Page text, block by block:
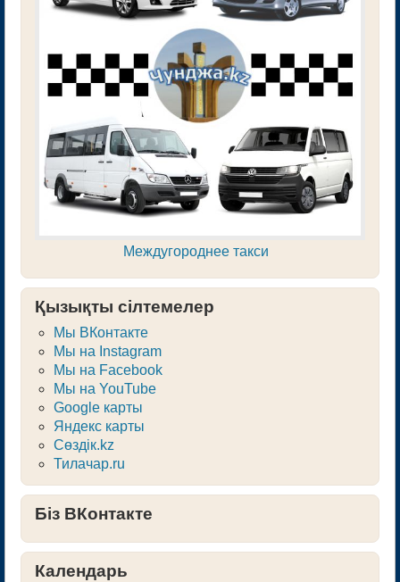
Междугороднее такси
Қызықты сілтемелер
Мы ВКонтакте
Мы на Instagram
Мы на Facebook
Мы на YouTube
Google карты
Яндекс карты
Сөздік.kz
Тилачар.ru
Бiз ВКонтакте
Календарь